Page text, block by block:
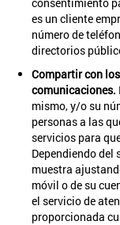
es un cliente
número de
directorios
Compartir con
comunicaciones.
mismo, y/o su
personas a las
servicios para
Dependiendo del
muestra
móvil o de su
el servicio de
proporcionada